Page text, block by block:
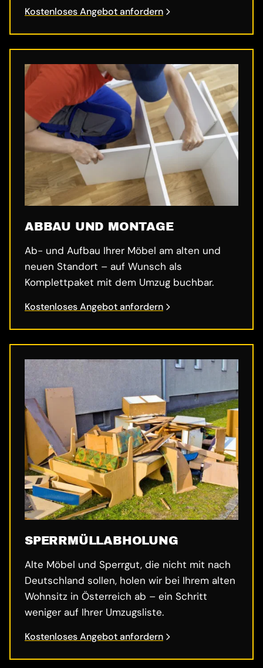
Kostenloses Angebot anfordern
ABBAU UND MONTAGE
Ab- und Aufbau Ihrer Möbel am alten und
neuen Standort – auf Wunsch als
Komplettpaket mit dem Umzug buchbar.
Kostenloses Angebot anfordern
SPERRMÜLL­ABHOLUNG
Alte Möbel und Sperrgut, die nicht mit nach
Deutschland sollen, holen wir bei Ihrem alten
Wohnsitz in Österreich ab – ein Schritt
weniger auf Ihrer Umzugsliste.
Kostenloses Angebot anfordern